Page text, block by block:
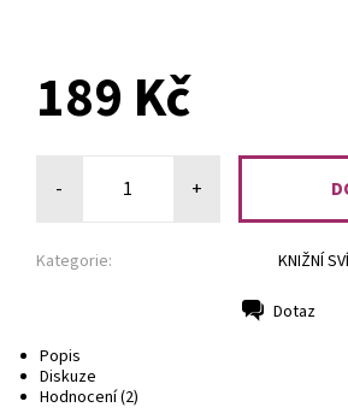
189 Kč
- +
Kategorie: KNIŽNÍ
Dotaz
Popis
Diskuze
Hodnocení (2)